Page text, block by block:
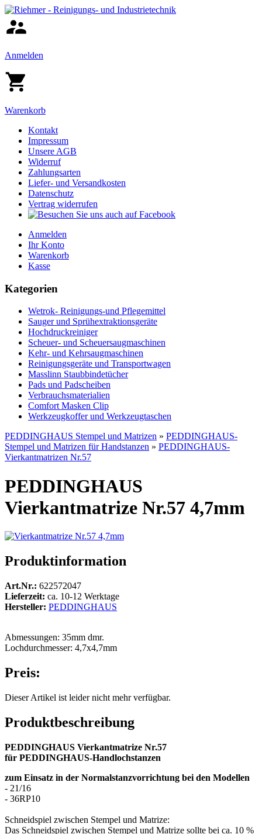
Anmelden
Warenkorb
Kontakt
Impressum
Unsere AGB
Widerruf
Zahlungsarten
Liefer- und Versandkosten
Datenschutz
Vertrag widerrufen
Anmelden
Ihr Konto
Warenkorb
Kasse
Kategorien
Wetrok- Reinigungs-und Pflegemittel
Sauger und Sprühextraktionsgeräte
Hochdruckreiniger
Scheuer- und Scheuersaugmaschinen
Kehr- und Kehrsaugmaschinen
Reinigungsgeräte und Transportwagen
Masslinn Staubbindetücher
Pads und Padscheiben
Verbrauchsmaterialien
Comfort Masken Clip
Werkzeugkoffer und Werkzeugtaschen
PEDDINGHAUS Stempel und Matrizen » PEDDINGHAUS-
Stempel und Matrizen für Handstanzen » PEDDINGHAUS-
Vierkantmatrizen Nr.57
PEDDINGHAUS
Vierkantmatrize Nr.57 4,7mm
Produktinformation
Art.Nr.: 622572047
Lieferzeit: ca. 10-12 Werktage
Hersteller: PEDDINGHAUS
Abmessungen: 35mm dmr.
Lochdurchmesser: 4,7x4,7mm
Preis:
Dieser Artikel ist leider nicht mehr verfügbar.
Produktbeschreibung
PEDDINGHAUS Vierkantmatrize Nr.57
für PEDDINGHAUS-Handlochstanzen
zum Einsatz in der Normalstanzvorrichtung bei den Modellen
- 21/16
- 36RP10
Schneidspiel zwischen Stempel und Matrize:
Das Schneidspiel zwischen Stempel und Matrize sollte bei ca. 10 %